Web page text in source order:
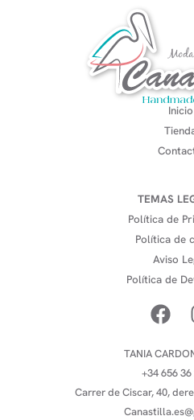
Inicio
TEMAS
Política de
Política de
Aviso
Política de
TANIA
+34 656
Carrer de Ciscar, 40,